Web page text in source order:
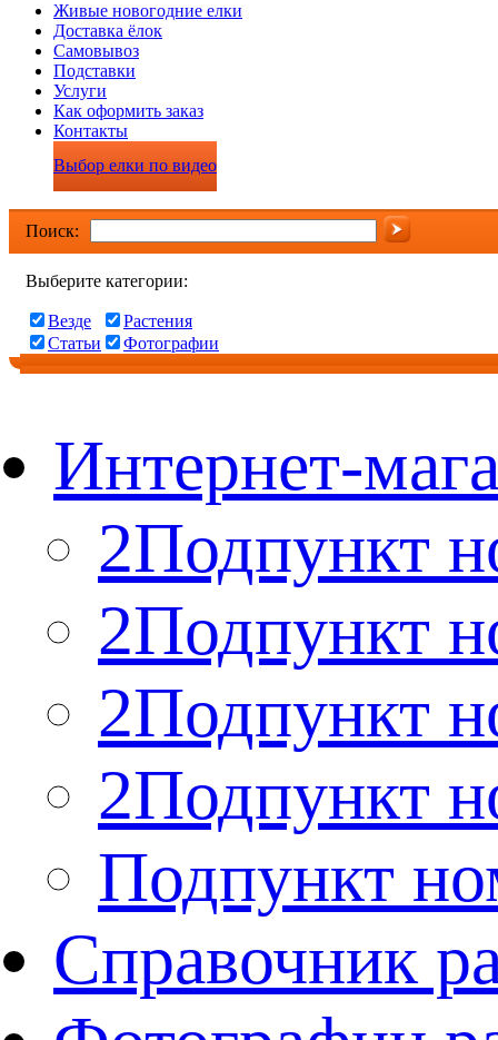
Живые новогодние елки
Доставка ёлок
Самовывоз
Подставки
Услуги
Как оформить заказ
Контакты
Выбор елки по видео
Поиск:
Выберите категории:
Везде
Растения
Статьи
Фотографии
Интернет-
2Подпункт
2Подпункт
2Подпункт
2Подпункт
Подпункт
Справочник